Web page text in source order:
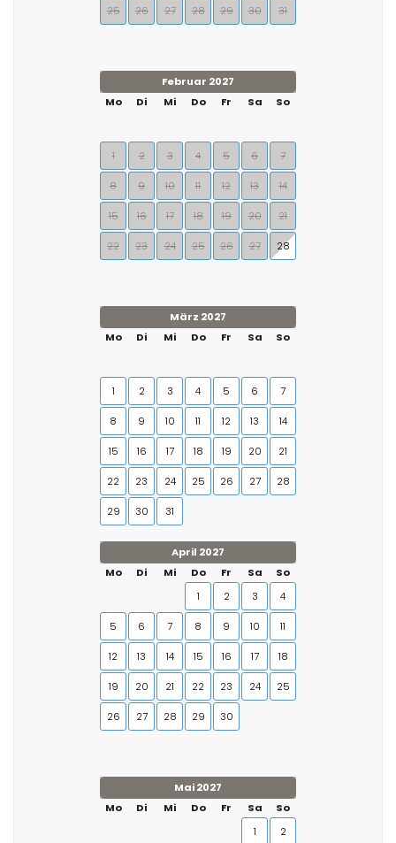
25 26 27 28 29 30 31
Februar 2027
Mo
Di Mi Do Fr Sa So
1 2 3 4 5 6 7
8 9 10 11 12 13 14
15 16 17 18 19 20 21
22 23 24 25 26 27 28
März 2027
Mo
Di Mi Do Fr Sa So
1 2 3 4 5 6 7
8 9 10 11 12 13 14
15 16 17 18 19 20 21
22 23 24 25 26 27 28
29 30 31
April 2027
Mo
Di Mi Do Fr Sa
So
1
2 3 4
5 6 7 8 9 10 11
12 13 14 15 16 17 18
19 20 21 22 23 24 25
26 27 28 29 30
Mai 2027
Mo
Di Mi Do Fr Sa
So
1
2